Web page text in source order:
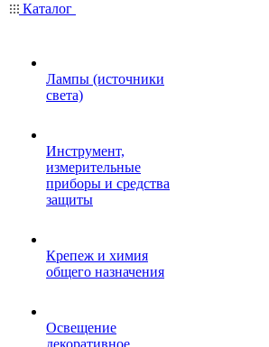
Каталог
Лампы (источники
света)
Инструмент,
измерительные
приборы и средства
защиты
Крепеж и химия
общего назначения
Освещение
декоративное